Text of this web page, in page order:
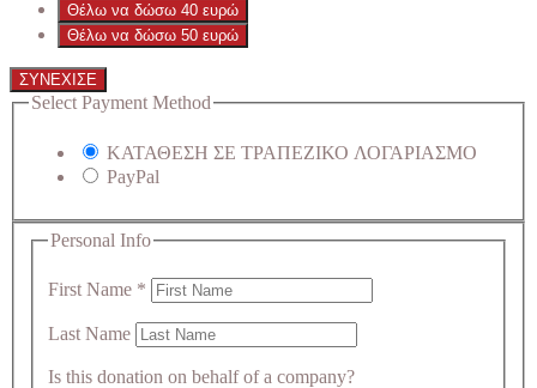
Θέλω να δώσω 40 ευρώ
Θέλω να δώσω 50 ευρώ
ΣΥΝΕΧΙΣΕ
Select Payment Method
ΚΑΤΑΘΕΣΗ ΣΕ ΤΡΑΠΕΖΙΚΟ ΛΟΓΑΡΙΑΣΜΟ
PayPal
Personal Info
First Name *
Last Name
Is this donation on behalf of a company?